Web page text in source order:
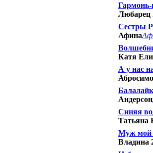
Любарец
Сестры
Афина
Катя
А у нас
Андерсон
Синяя
Татьяна
Муж мой
Владина